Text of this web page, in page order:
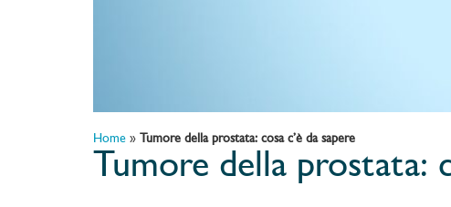
Home » Tumore della prostata: cosa c’è da sapere
Tumore della prostata: